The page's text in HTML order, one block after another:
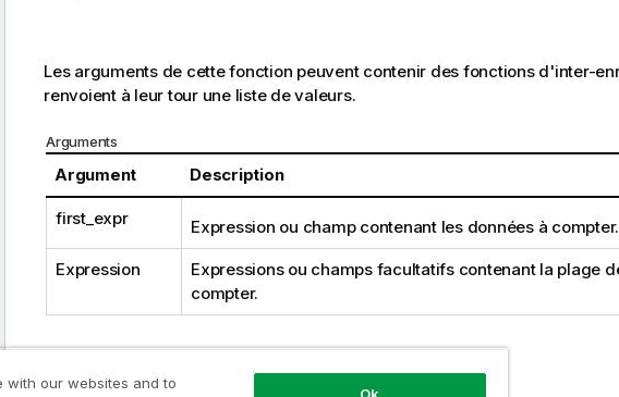
Les arguments de cette fonction peuvent contenir des fonctions d'inter-
renvoient à leur tour une liste de valeurs.
Arguments
Argument Description
first_expr Expression ou champcontenant les données à compter.
Expression
Expressions ou champs facultatifs contenant la plage
compter.
with our websites and to